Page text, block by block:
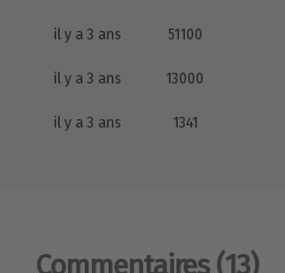
il y a 3 ans 51100
il y a 3 ans 13000
il y a 3 ans 1341
Commentaires (13)